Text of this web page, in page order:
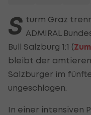
S turm Graz
ADMIRAL
Bull Salzburg 1:1 (
bleibt der
Salzburger im
ungeschlagen.
In einer intensiven